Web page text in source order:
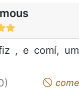
, e comí,
not